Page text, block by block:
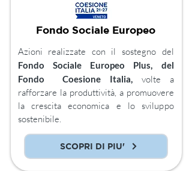
Fondo Sociale Europeo
Azioni realizzate con il sostegno del
Fondo Sociale Europeo Plus, del
Fondo Coesione Italia, volte a
rafforzare la produttività, a promuovere
la crescita economica e lo sviluppo
sostenibile.
SCOPRI DI PIU'